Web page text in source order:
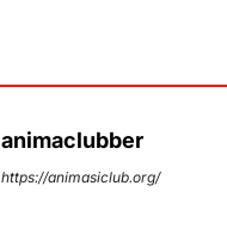
animaclubber
https://animasiclub.org/